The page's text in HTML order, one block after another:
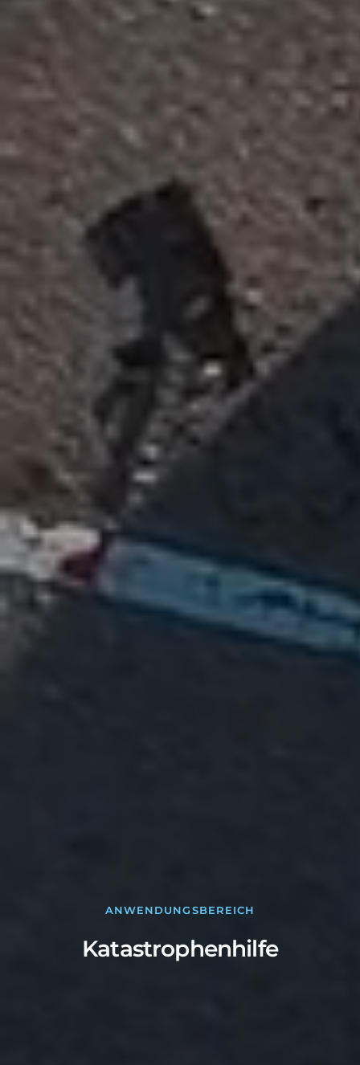
ANWENDUNGSBEREICH
Katastrophenhilfe